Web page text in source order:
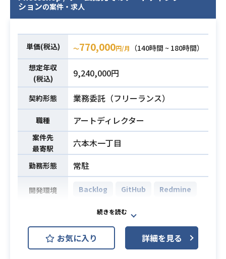
などのツールを用いた管理実務経験
ション経験
必須スキル
・アダルトコンテンツに抵抗のない
・stable diffusionなどの画像生成AI
ツールを用いた画像生成の経験 ※ご
用意ある方は、生成AIのポートフォ
リオの提出をお願いします。
・ゲーム開発案件におけるアートデ
ィレクターとしての実務経験2年以上
・Photoshopなどのデザインツール
を用いたキャラクターイラストの制
作経験
ションの案件・求人
単価(税込) 〜770,000円/月
（140時間 ~ 180時間）
想定年収
(税込)
9,240,000円
契約形態 業務委託（フリーランス）
職種 アートディレクター
案件先
最寄駅
六本木一丁目
勤務形態 常駐
開発環境 Backlog GitHub Redmine
業務内容
ゲーム開発において、生成AIを用い
た業務効率化や、
新規コンテンツ制作・プロデュース
をお願いします。
お気に入り 詳細を見る